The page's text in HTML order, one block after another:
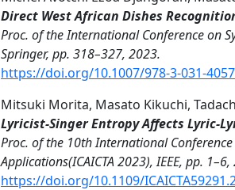
Direct West African Dishes
Proc. of the International Conference on
Springer, pp. 318–327, 2023.
https://doi.org/10.1007/978-3-031-
Mitsuki Morita, Masato Kikuchi,
Lyricist-Singer Entropy Affects Lyric-
Proc. of the 10th International
Applications(ICAICTA 2023), IEEE, pp.
https://doi.org/10.1109/